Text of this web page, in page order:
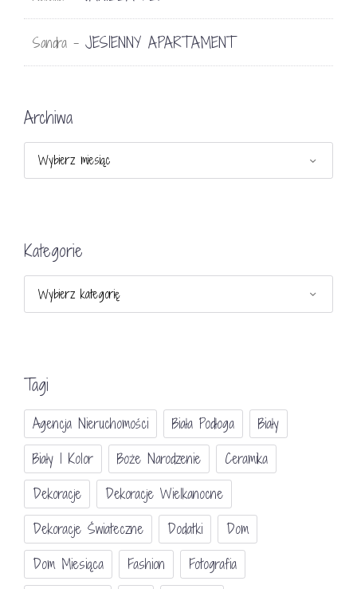
Sandra - JESIENNY APARTAMENT
Archiwa
Archiwa
Kategorie
Tagi
Agencja Nieruchomości Biała Podłoga
Biały
Biały I Kolor
Boże Narodzenie
Ceramika
Dekoracje
Dekoracje Wielkanocne
Dekoracje Świateczne
Dodatki
Dom
Dom Miesiąca
Fashion
Fotografia